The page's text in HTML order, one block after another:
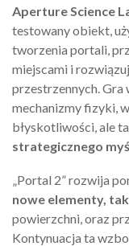
Aperture Science
testowany obiekt,
tworzenia portali,
miejscami i
przestrzennych. Gra
mechanizmy fizyki,
błyskotliwości, ale
strategicznego
„Portal 2” rozwija
nowe elementy,
powierzchni, oraz
Kontynuacja ta